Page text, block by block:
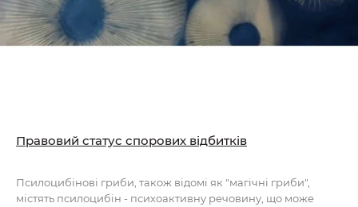
Правовий статус спорових відбитків
Псилоцибінові гриби, також відомі як "магічні гриби",
містять псилоцибін - психоактивну речовину, що може